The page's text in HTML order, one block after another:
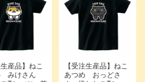
生産品】ねこ
みけさん
【受注生産品】ねこ
あつめ おっどさ